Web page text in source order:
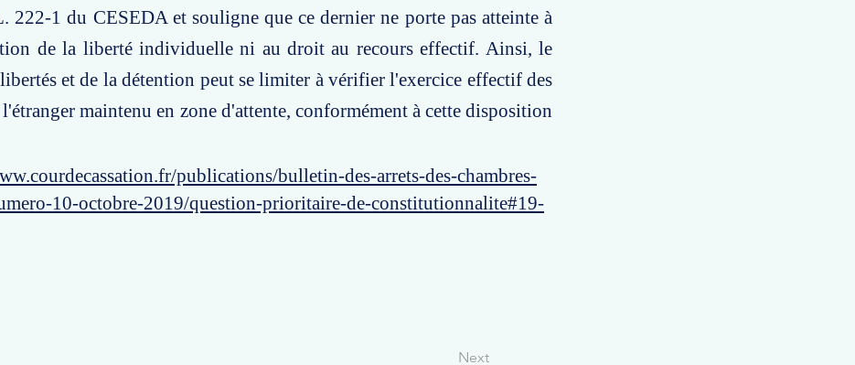
222-1 du CESEDA et souligne que ce dernier ne porte pas atteinte à
de la liberté individuelle ni au droit au recours effectif. Ainsi, le
et de la détention peut se limiter à vérifier l'exercice effectif des
maintenu en zone d'attente, conformément à cette disposition
publications/bulletin-des-arrets-des-chambres-
10-octobre-2019/question-prioritaire-de-constitutionnalite#19-
Next